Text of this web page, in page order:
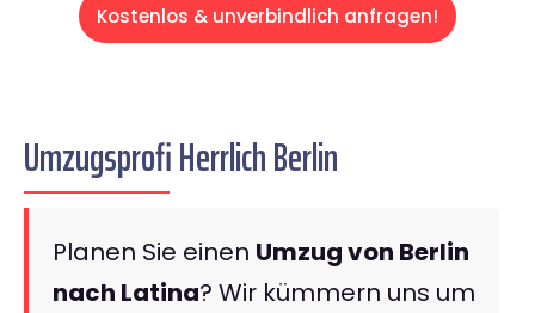
Kostenlos & unverbindlich anfragen!
Umzugsprofi Herrlich Berlin
Planen Sie einen Umzug von Berlin
nach Latina? Wir kümmern uns um